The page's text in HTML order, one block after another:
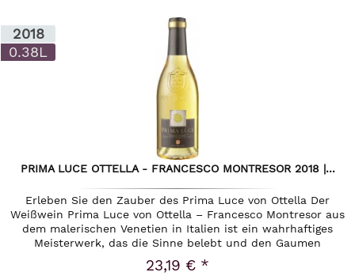
2018
0.38L
PRIMA LUCE OTTELLA - FRANCESCO MONTRESOR 2018 |...
Erleben Sie den Zauber des Prima Luce von Ottella Der
Weißwein Prima Luce von Ottella – Francesco Montresor aus
dem malerischen Venetien in Italien ist ein wahrhaftiges
Meisterwerk, das die Sinne belebt und den Gaumen
verwöhnt. Diese...
23,19 € *